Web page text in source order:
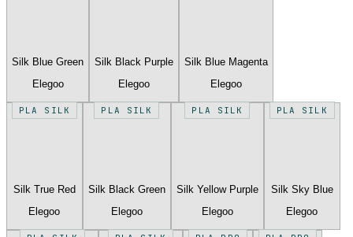
Silk Blue Green
Elegoo
Silk Black Purple
Elegoo
Silk Blue Magenta
Elegoo
PLA SILK
Silk True Red
Elegoo
PLA SILK
Silk Black Green
Elegoo
PLA SILK
Silk Yellow Purple
Elegoo
PLA SILK
Silk Sky Blue
Elegoo